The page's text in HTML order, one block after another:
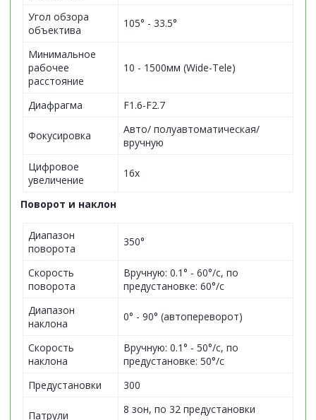
Угол обзора
объектива
105° - 33.5°
Минимальное
рабочее
расстояние
10 - 1500мм (Wide-Tele)
Диафрагма F1.6-F2.7
Фокусировка
Авто/ полуавтоматическая/
вручную
Цифровое
увеличение
16х
Поворот и наклон
Диапазон
поворота
350°
Скорость
поворота
Вручную: 0.1° - 60°/с, по
предустановке: 60°/с
Диапазон
наклона
0° - 90° (автопереворот)
Скорость
наклона
Вручную: 0.1° - 50°/с, по
предустановке: 50°/с
Предустановки
300
Патрули
8 зон, по 32 предустановки